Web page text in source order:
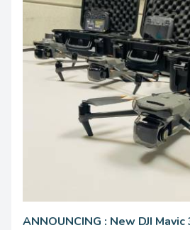
ANNOUNCING : New DJI